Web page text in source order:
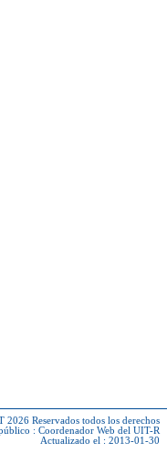
2026 Reservados todos los derechos
: Coordenador Web del UIT-R
Actualizado el : 2013-01-30